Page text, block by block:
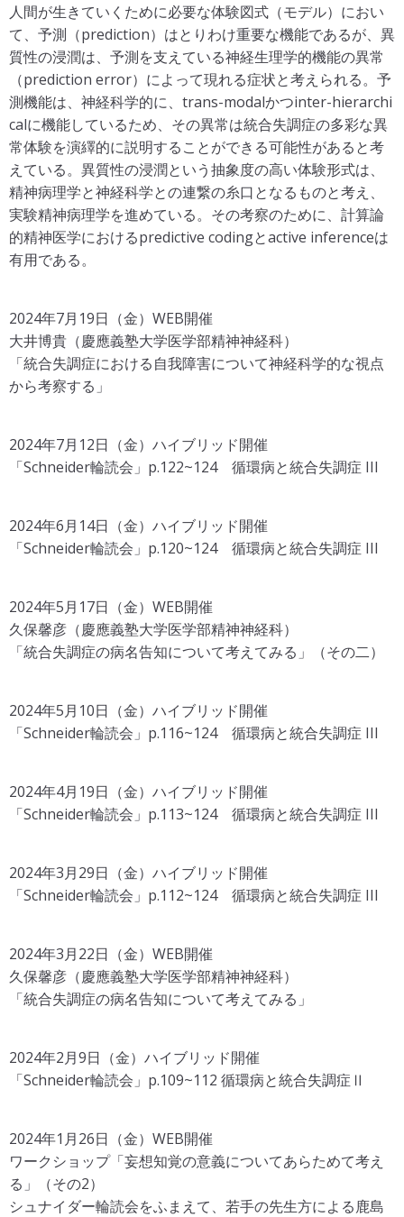
人間が生きていくために必要な体験図式（モデル）におい
て、予測（prediction）はとりわけ重要な機能であるが、異
質性の浸潤は、予測を支えている神経生理学的機能の異常
（prediction error）によって現れる症状と考えられる。予
測機能は、神経科学的に、trans-modalかつinter-hierarchi
calに機能しているため、その異常は統合失調症の多彩な異
常体験を演繹的に説明することができる可能性があると考
えている。異質性の浸潤という抽象度の高い体験形式は、
精神病理学と神経科学との連繋の糸口となるものと考え、
実験精神病理学を進めている。その考察のために、計算論
的精神医学におけるpredictive codingとactive inferenceは
有用である。
2024年7月19日（金）WEB開催
大井博貴（慶應義塾大学医学部精神神経科）
「統合失調症における自我障害について神経科学的な視点
から考察する」
2024年7月12日（金）ハイブリッド開催
「Schneider輪読会」p.122~124 循環病と統合失調症 III
2024年6月14日（金）ハイブリッド開催
「Schneider輪読会」p.120~124 循環病と統合失調症 III
2024年5月17日（金）WEB開催
久保馨彦（慶應義塾大学医学部精神神経科）
「統合失調症の病名告知について考えてみる」（その二）
2024年5月10日（金）ハイブリッド開催
「Schneider輪読会」p.116~124 循環病と統合失調症 III
2024年4月19日（金）ハイブリッド開催
「Schneider輪読会」p.113~124 循環病と統合失調症 III
2024年3月29日（金）ハイブリッド開催
「Schneider輪読会」p.112~124 循環病と統合失調症 III
2024年3月22日（金）WEB開催
久保馨彦（慶應義塾大学医学部精神神経科）
「統合失調症の病名告知について考えてみる」
2024年2月9日（金）ハイブリッド開催
「Schneider輪読会」p.109~112 循環病と統合失調症Ⅱ
2024年1月26日（金）WEB開催
ワークショップ「妄想知覚の意義についてあらためて考え
る」（その2）
シュナイダー輪読会をふまえて、若手の先生方による鹿島